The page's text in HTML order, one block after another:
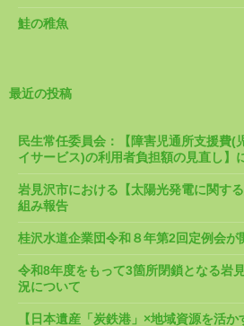
鮭の稚魚
最近の投稿
民生常任委員会：【障害児通所支援費(
イサービス)の利用者負担額の見直し】
岩見沢市における【太陽光発電に関す
組み報告
桂沢水道企業団令和８年第2回定例会が
令和8年度をもって3箇所閉鎖となる岩
況について
【日本遺産「炭鉄港」×地域資源を活